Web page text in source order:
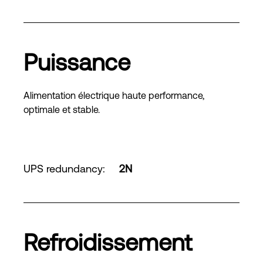
Puissance
Alimentation électrique haute performance,
optimale et stable.
UPS redundancy: 2N
Refroidissement